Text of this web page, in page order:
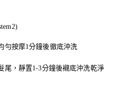
勻按摩1分鐘後徹底沖洗
尾，靜置1-3分鐘後襯底沖洗乾淨